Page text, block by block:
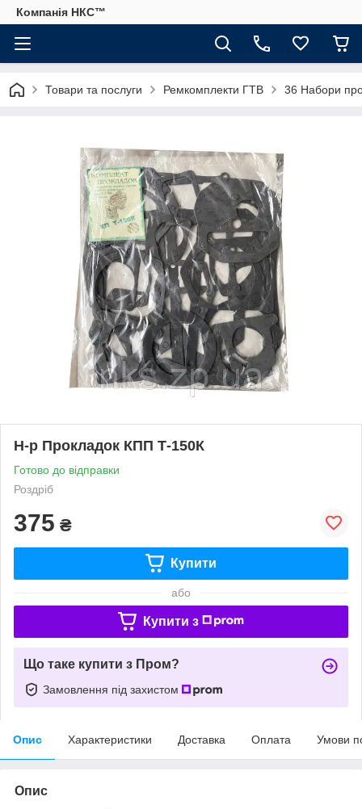
Компанія НКС™
Товари та послуги Ремкомплекти ГТВ 36 Набори
Н-р Прокладок КПП Т-150К
Готово до відправки
Роздріб
375 ₴
Купити
або
Купити з
Що таке купити з Пром?
Замовлення під захистом
Опис Характеристики Доставка Оплата Умови
Опис